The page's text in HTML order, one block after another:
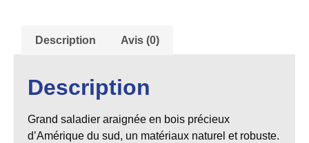
Description Avis (0)
Description
Grand saladier araignée en bois précieux
d’Amérique du sud, un matériaux naturel et robuste.